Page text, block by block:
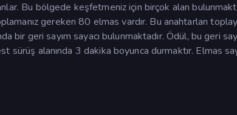
Bu bölgede keşfetmeniz için birçok alan
gereken 80 elmas vardır. Bu anahtarları
bir geri sayım sayacı bulunmaktadır. Ödül, bu geri
sürüş alanında 3 dakika boyunca durmaktır. Elmas